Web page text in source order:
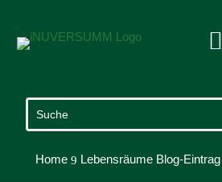

Home 9 Lebensräume Blog-Eintrag